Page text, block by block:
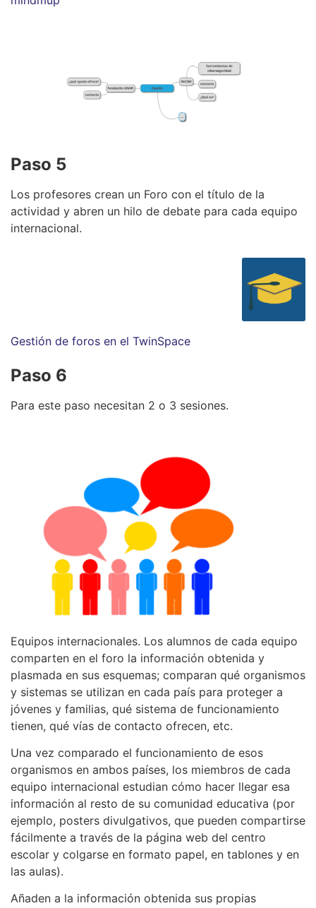
Paso 5
Los profesores crean un Foro con el título de la
actividad y abren un hilo de debate para cada equipo
internacional.
Gestión de foros en el TwinSpace
Paso 6
Para este paso necesitan 2 o 3 sesiones.
Equipos internacionales. Los alumnos de cada equipo
comparten en el foro la información obtenida y
plasmada en sus esquemas; comparan qué organismos
y sistemas se utilizan en cada país para proteger a
jóvenes y familias, qué sistema de funcionamiento
tienen, qué vías de contacto ofrecen, etc.
Una vez comparado el funcionamiento de esos
organismos en ambos países, los miembros de cada
equipo internacional estudian cómo hacer llegar esa
información al resto de su comunidad educativa (por
ejemplo, posters divulgativos, que pueden compartirse
fácilmente a través de la página web del centro
escolar y colgarse en formato papel, en tablones y en
las aulas).
Añaden a la información obtenida sus propias